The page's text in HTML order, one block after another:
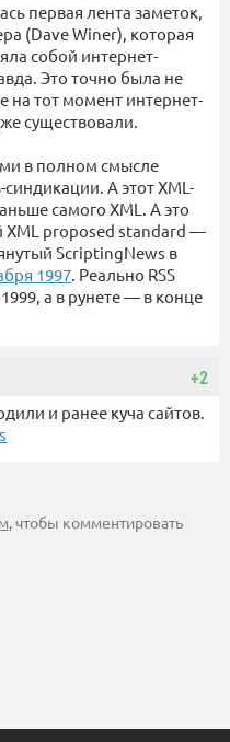
первая лента заметок,
(Dave Winer), которая
собой интернет-
Это точно была не
на тот момент интернет-
существовали.
в полном смысле
А этот XML-
самого XML. А это
XML proposed standard —
ScriptingNews в
1997. Реально RSS
а в рунете — в конце
+2
и ранее куча сайтов.
, чтобы комментировать